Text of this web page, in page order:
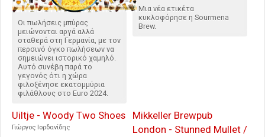
Οι πωλήσεις μπύρας
μειώνονται αργά αλλά
σταθερά στη Γερμανία, με τον
περσινό όγκο πωλήσεων να
σημειώνει ιστορικό χαμηλό.
Αυτό συνέβη παρά το
γεγονός ότι η χώρα
φιλοξένησε εκατομμύρια
φιλάθλους στο Euro 2024.
Μια νέα ετικέτα
κυκλοφόρησε η Sourmena
Brew.
Uiltje - Woody Two Shoes
Γιώργος Ιορδανίδης
Mikkeller Brewpub
London - Stunned Mullet /